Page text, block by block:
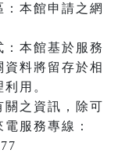
本館申請之網
本館基於服務
料將留存於相
用。
關之資訊，除可
服務專線：